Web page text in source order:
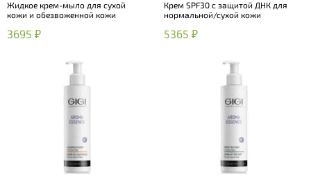
Жидкое крем-мыло для сухой
кожи и обезвоженной кожи
3695 ₽
Protector For Dry Skin
Крем SPF30 с защитой ДНК для
нормальной/сухой кожи
5365 ₽